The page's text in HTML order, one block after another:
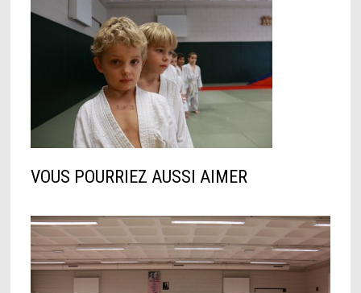
VOUS POURRIEZ AUSSI AIMER